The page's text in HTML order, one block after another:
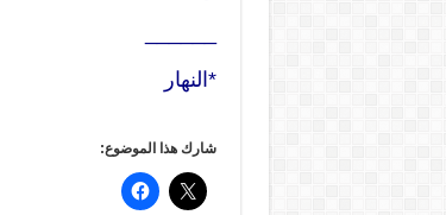
*النهار
شارك هذا الموضوع: